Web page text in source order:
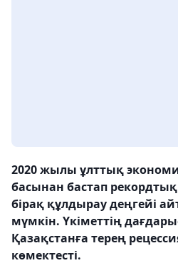
2020 жылы ұлттық
басынан бастап рекордтық
бірақ құлдырау деңгейі
мүмкін. Үкіметтің
Қазақстанға терең
көмектесті.